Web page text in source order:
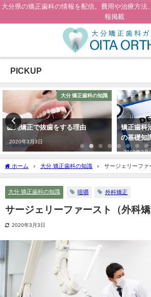
大分県の矯正歯科の情報を配信。費用や治療方法
報掲載
PICKUP
大分 矯正歯科の知識
歯列矯正で抜歯をする理由
2020年3月3日
矯正歯科
の基礎知
2019年3月
ホーム 大分 矯正歯科の知識 サージェリーファ
大分 矯正歯科の知識 咀嚼 外科矯正
サージェリーファースト（外科矯
2020年3月3日